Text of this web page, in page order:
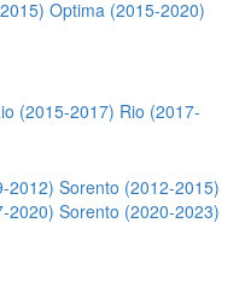
Optima (2015-2020)
(2015-2017) Rio (2017-
2012) Sorento (2012-2015)
2020) Sorento (2020-2023)